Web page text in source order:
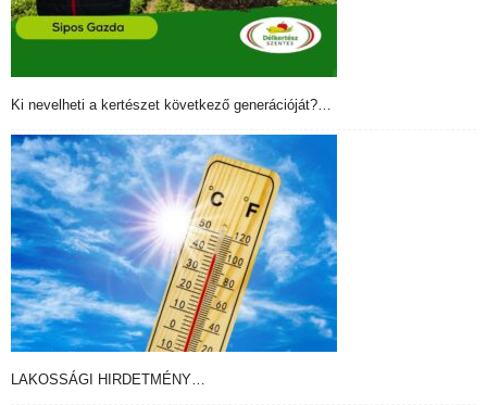
Ki nevelheti a kertészet következő generációját?…
LAKOSSÁGI HIRDETMÉNY…